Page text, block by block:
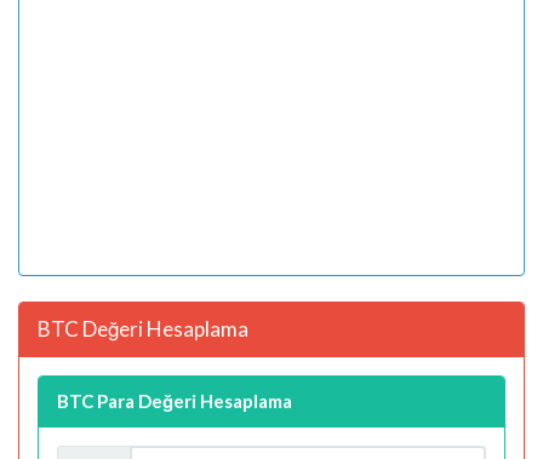
BTC Değeri Hesaplama
BTC Para Değeri Hesaplama